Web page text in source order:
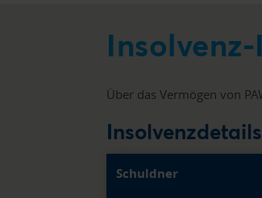
Über das Vermögen von
Insolvenzdetails
Schuldner